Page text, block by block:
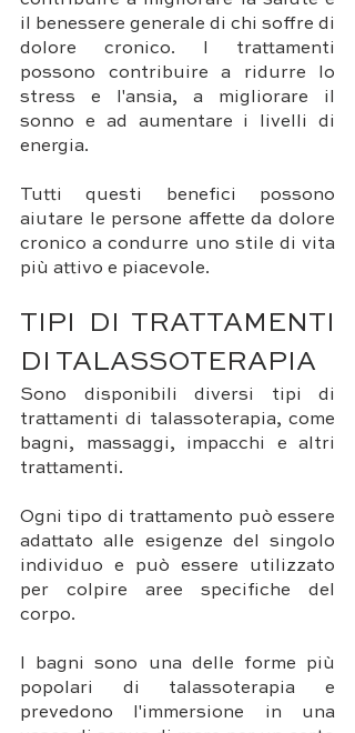
il benessere generale di chi soffre di
dolore cronico. I trattamenti
possono contribuire a ridurre lo
stress e l'ansia, a migliorare il
sonno e ad aumentare i livelli di
energia.
Tutti questi benefici possono
aiutare le persone affette da dolore
cronico a condurre uno stile di vita
più attivo e piacevole.
TIPI DI TRATTAMENTI
DI TALASSOTERAPIA
Sono disponibili diversi tipi di
trattamenti di talassoterapia, come
bagni, massaggi, impacchi e altri
trattamenti.
Ogni tipo di trattamento può essere
adattato alle esigenze del singolo
individuo e può essere utilizzato
per colpire aree specifiche del
corpo.
I bagni sono una delle forme più
popolari di talassoterapia e
prevedono l'immersione in una